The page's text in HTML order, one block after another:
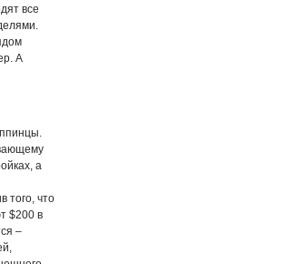
все
А
а
того, что
$200 в
–